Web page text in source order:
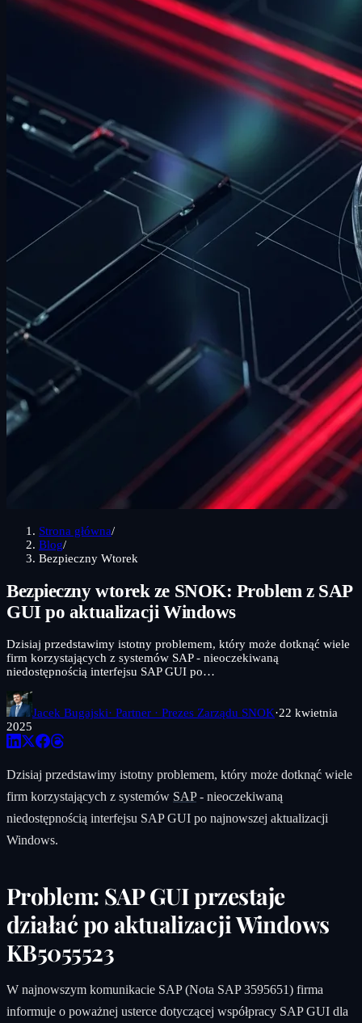
Strona główna/
Blog/
Bezpieczny Wtorek
Bezpieczny wtorek ze SNOK: Problem z SAP
GUI po aktualizacji Windows
Dzisiaj przedstawimy istotny problemem, który może dotknąć wiele
firm korzystających z systemów SAP - nieoczekiwaną
niedostępnością interfejsu SAP GUI po…
Jacek Bugajski· Partner · Prezes Zarządu SNOK·22 kwietnia
2025
Dzisiaj przedstawimy istotny problemem, który może dotknąć wiele
firm korzystających z systemów SAP- nieoczekiwaną
niedostępnością interfejsu SAP GUI po najnowszej aktualizacji
Windows.
Problem: SAP GUI przestaje
działać po aktualizacji Windows
KB5055523
W najnowszym komunikacie SAP (Nota SAP 3595651) firma
informuje o poważnej usterce dotyczącej współpracy SAP GUI dla